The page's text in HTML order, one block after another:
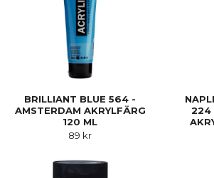
BRILLIANT BLUE 564 -
AMSTERDAM AKRYLFÄRG
120 ML
89 kr
224